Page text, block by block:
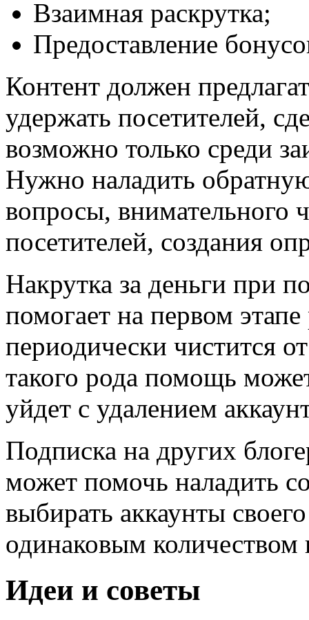
Взаимная раскрутка;
Предоставление
Контент должен
удержать посетителей,
возможно только среди
Нужно наладить
вопросы, внимательного
посетителей, создания
Накрутка за деньги при
помогает на первом
периодически чистится
такого рода помощь
уйдет с удалением
Подписка на других
может помочь наладить
выбирать аккаунты
одинаковым количеством
Идеи и советы